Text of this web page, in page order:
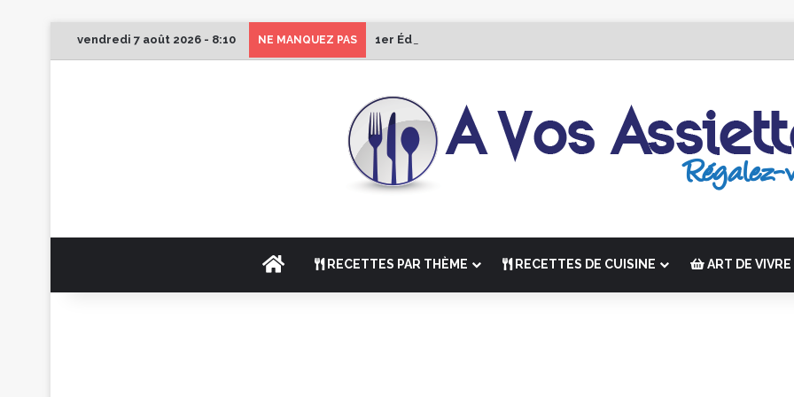
vendredi 7 août 2026 - 8:10 NE MANQUEZ PAS 1er Édition de “La Semaine des Chefs” du 19 au 24 octobre 2026
ACCUEILRECETTES PAR THÈME RECETTES DE CUISINE ART DE VIVRE